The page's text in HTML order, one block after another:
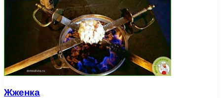
Жженка